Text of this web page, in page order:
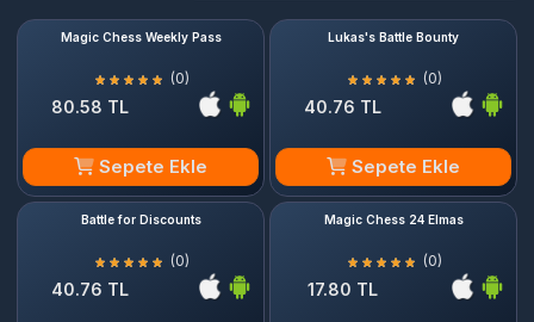
Magic Chess Weekly Pass
(0)
80.58 TL
Sepete Ekle
Lukas's Battle Bounty
(0)
40.76 TL
Sepete Ekle
Battle for Discounts
(0)
40.76 TL
Magic Chess 24 Elmas
(0)
17.80 TL